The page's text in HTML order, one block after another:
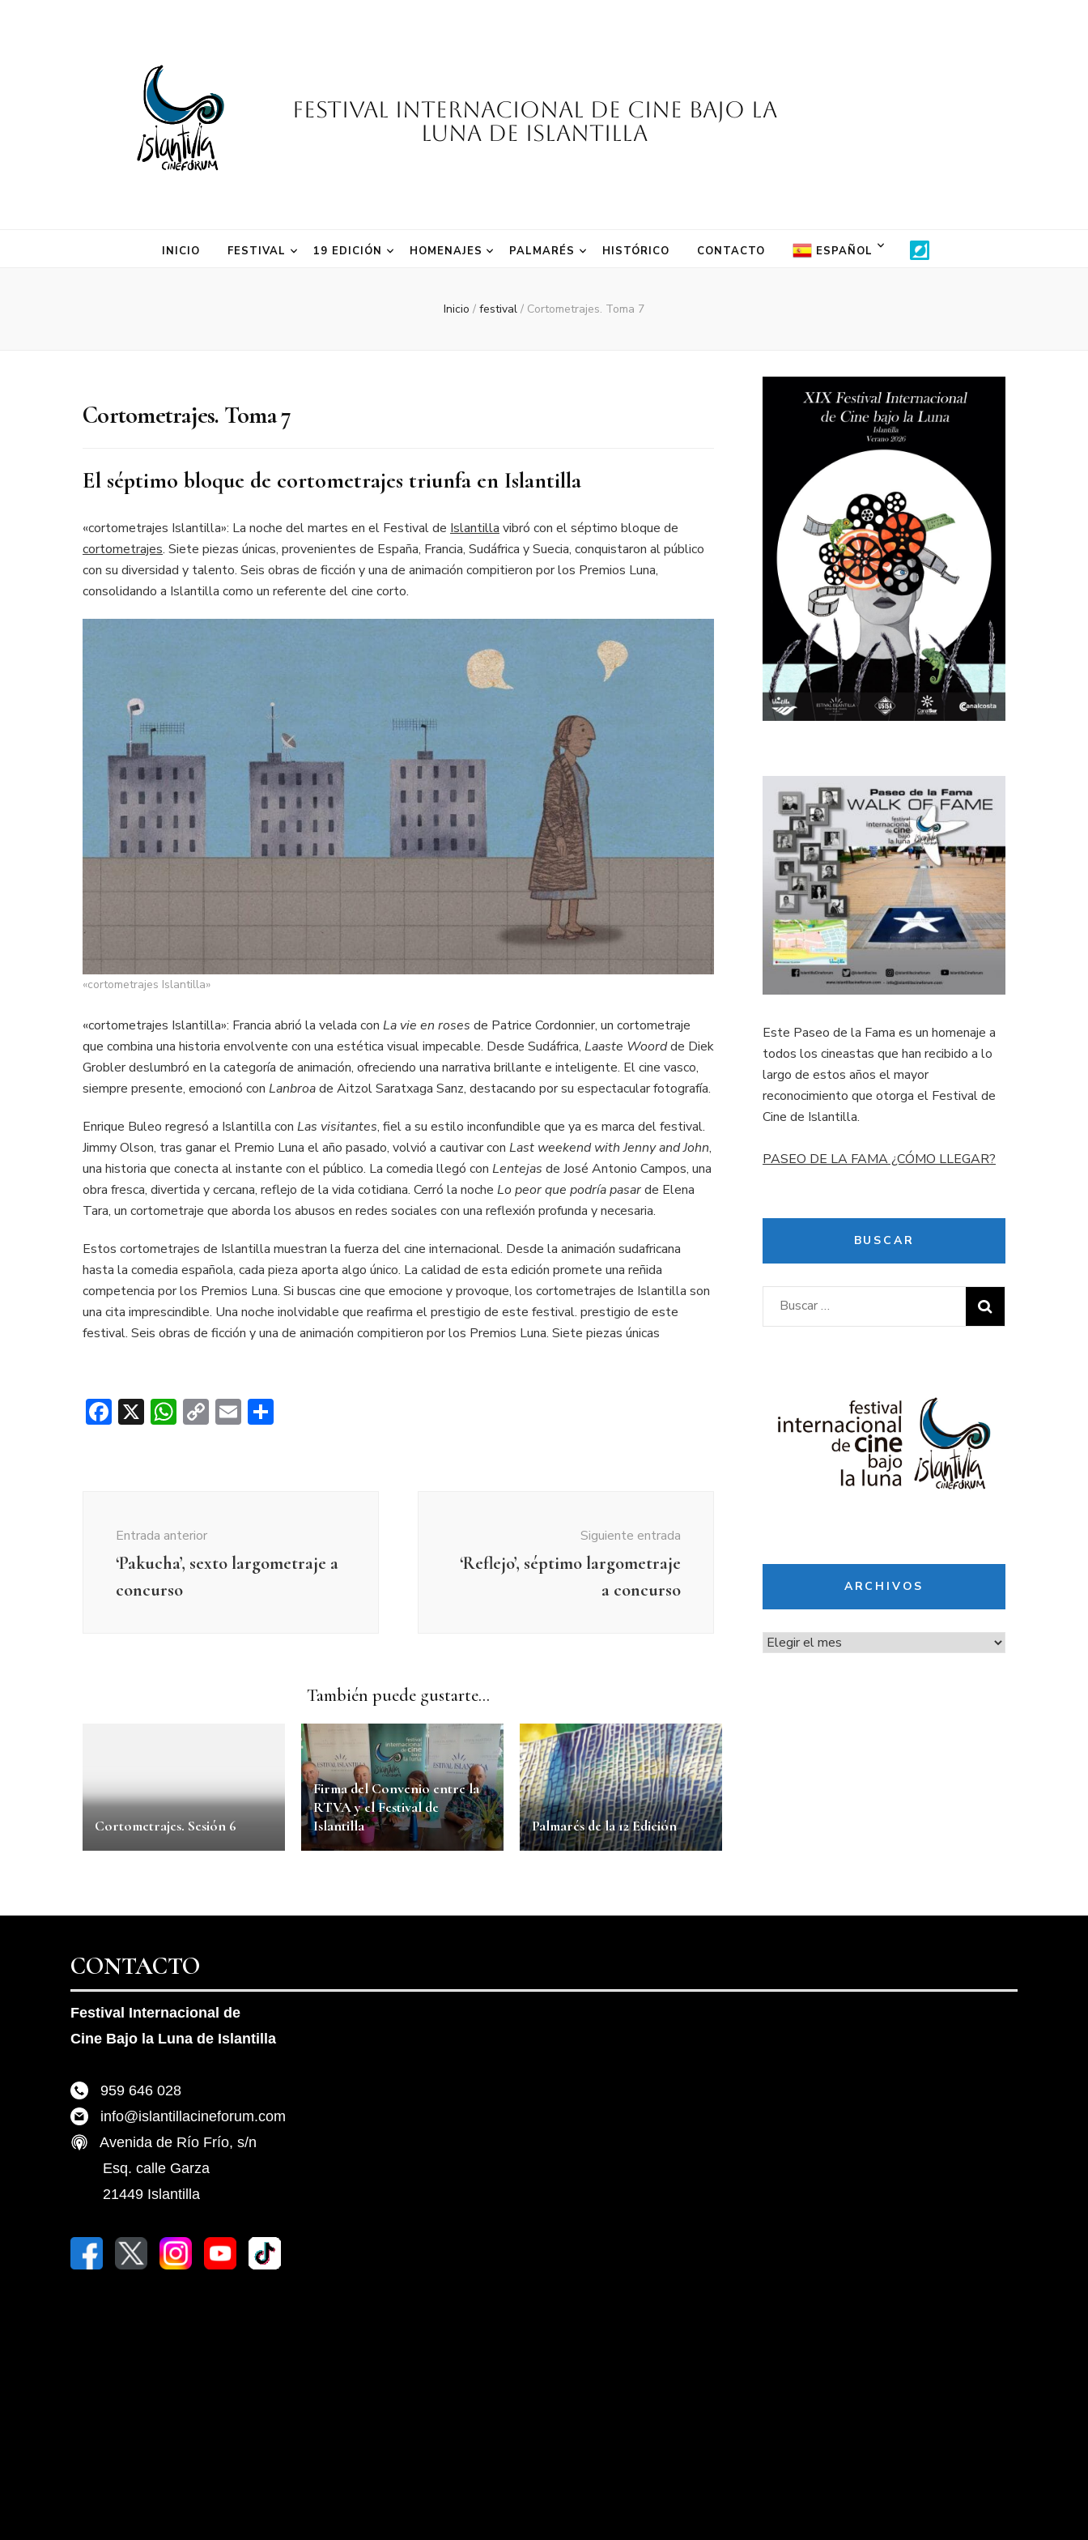
Festival Internacional de Cine Bajo la
Luna de Islantilla
INICIO FESTIVAL 19 EDICIÓN HOMENAJES PALMARÉS HISTÓRICO CONTACTO ESPAÑOL
Inicio / festival / Cortometrajes. Toma 7
Cortometrajes. Toma 7
El séptimo bloque de cortometrajes triunfa en Islantilla
«cortometrajes Islantilla»: La noche del martes en el Festival de Islantilla vibró con el séptimo bloque de
cortometrajes. Siete piezas únicas, provenientes de España, Francia, Sudáfrica y Suecia, conquistaron al público
con su diversidad y talento. Seis obras de ficción y una de animación compitieron por los Premios Luna,
consolidando a Islantilla como un referente del cine corto.
«cortometrajes Islantilla»
«cortometrajes Islantilla»: Francia abrió la velada con La vie en roses de Patrice Cordonnier, un cortometraje
que combina una historia envolvente con una estética visual impecable. Desde Sudáfrica, Laaste Woordde Diek
Grobler deslumbró en la categoría de animación, ofreciendo una narrativa brillante e inteligente. El cine vasco,
siempre presente, emocionó con Lanbroade Aitzol Saratxaga Sanz, destacando por su espectacular fotografía.
Enrique Buleo regresó a Islantilla con Las visitantes, fiel a su estilo inconfundible que ya es marca del festival.
Jimmy Olson, tras ganar el Premio Luna el año pasado, volvió a cautivar con Last weekend with Jenny and John,
una historia que conecta al instante con el público. La comedia llegó con Lentejas de José Antonio Campos, una
obra fresca, divertida y cercana, reflejo de la vida cotidiana. Cerró la noche Lo peor que podría pasarde Elena
Tara, un cortometraje que aborda los abusos en redes sociales con una reflexión profunda y necesaria.
Estos cortometrajes de Islantilla muestran la fuerza del cine internacional. Desde la animación sudafricana
hasta la comedia española, cada pieza aporta algo único. La calidad de esta edición promete una reñida
competencia por los Premios Luna. Si buscas cine que emocione y provoque, los cortometrajes de Islantilla son
una cita imprescindible. Una noche inolvidable que reafirma el prestigio de este festival. prestigio de este
festival. Seis obras de ficción y una de animación compitieron por los Premios Luna. Siete piezas únicas
Facebook
X WhatsApp
CopyEmail
entradas
Entrada anterior
‘Pakucha’, sexto largometraje a
concurso
Siguiente entrada
‘Reflejo’, séptimo largometraje
a concurso
También puede gustarte...
Cortometrajes. Sesión 6
Firma del Convenio entre la
RTVA y el Festival de
Islantilla
Palmarés de la 12 Edición
Este Paseo de la Fama es un homenaje a
todos los cineastas que han recibido a lo
largo de estos años el mayor
reconocimiento que otorga el Festival de
Cine de Islantilla.
PASEO DE LA FAMA ¿CÓMO LLEGAR?
BUSCAR
Buscar:
ARCHIVOS
Archivos
CONTACTO
Festival Internacional de
Cine Bajo la Luna de Islantilla
959 646 028
info@islantillacineforum.com
Avenida de Río Frío, s/n
Esq. calle Garza
21449 Islantilla